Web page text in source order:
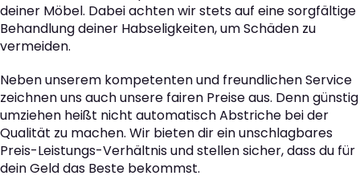
deiner Möbel. Dabei achten wir stets auf eine sorgfältige
Behandlung deiner Habseligkeiten, um Schäden zu
vermeiden.
Neben unserem kompetenten und freundlichen Service
zeichnen uns auch unsere fairen Preise aus. Denn günstig
umziehen heißt nicht automatisch Abstriche bei der
Qualität zu machen. Wir bieten dir ein unschlagbares
Preis-Leistungs-Verhältnis und stellen sicher, dass du für
dein Geld das Beste bekommst.